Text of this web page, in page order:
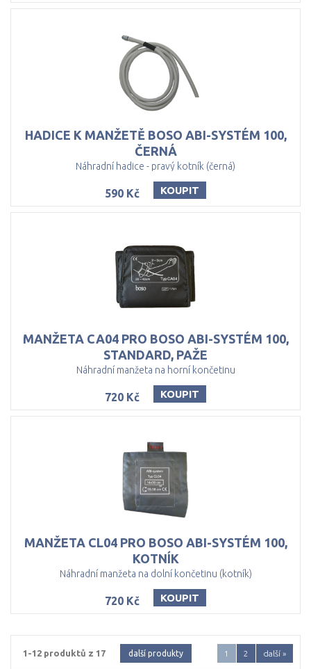
HADICE K MANŽETĚ BOSO ABI-SYSTÉM 100,
ČERNÁ
Náhradní hadice - pravý kotník (černá)
590 Kč KOUPIT
MANŽETA CA04 PRO BOSO ABI-SYSTÉM 100,
STANDARD, PAŽE
Náhradní manžeta na horní končetinu
720 Kč KOUPIT
MANŽETA CL04 PRO BOSO ABI-SYSTÉM 100,
KOTNÍK
Náhradní manžeta na dolní končetinu (kotník)
720 Kč KOUPIT
1-12 produktů z 17 další produkty 1 2 další »